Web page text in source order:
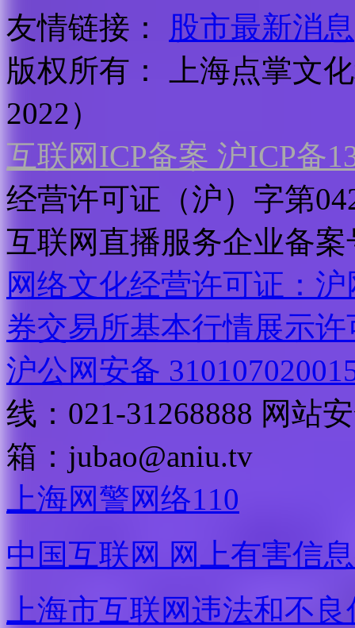
友情链接：
股市最新消息
版权所有：
上海点掌文
2022）
互联网ICP备案 沪ICP备
经营许可证（沪）字第
互联网直播服务企业备案
网络文化经营许可证：
券交易所基本行情展示许
沪公网安备
线：021-31268888 网站
箱： jubao@aniu.tv
上海网警网络110
中国互联网 网上有害信
上海市互联网违法和不